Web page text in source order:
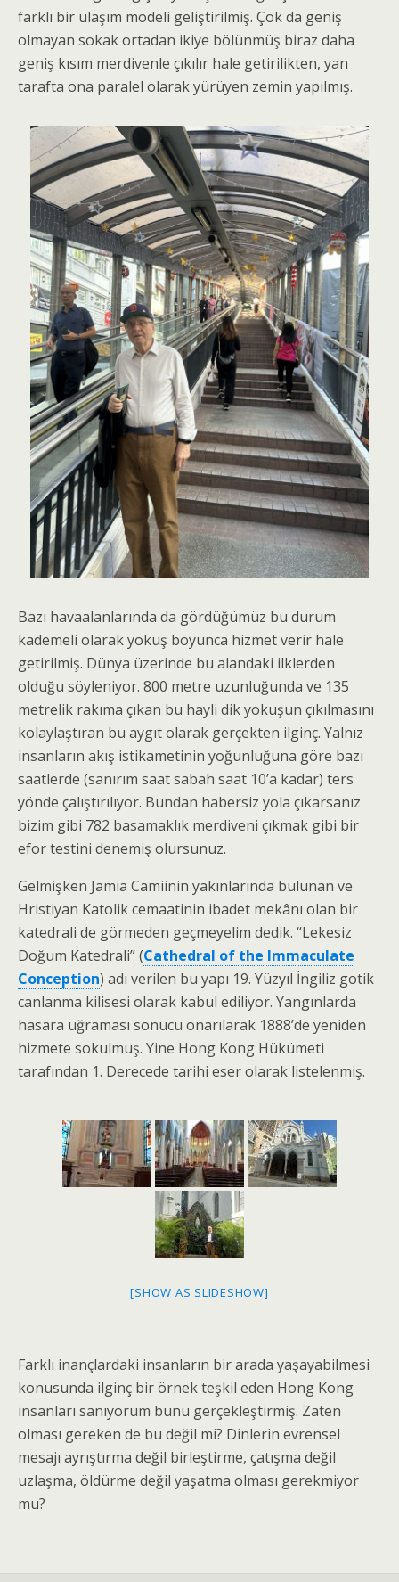
farklı bir ulaşım modeli geliştirilmiş. Çok da geniş
olmayan sokak ortadan ikiye bölünmüş biraz daha
geniş kısım merdivenle çıkılır hale getirilikten, yan
tarafta ona paralel olarak yürüyen zemin yapılmış.
Bazı havaalanlarında da gördüğümüz bu durum
kademeli olarak yokuş boyunca hizmet verir hale
getirilmiş. Dünya üzerinde bu alandaki ilklerden
olduğu söyleniyor. 800 metre uzunluğunda ve 135
metrelik rakıma çıkan bu hayli dik yokuşun çıkılmasını
kolaylaştıran bu aygıt olarak gerçekten ilginç. Yalnız
insanların akış istikametinin yoğunluğuna göre bazı
saatlerde (sanırım saat sabah saat 10’a kadar) ters
yönde çalıştırılıyor. Bundan habersiz yola çıkarsanız
bizim gibi 782 basamaklık merdiveni çıkmak gibi bir
efor testini denemiş olursunuz.
Gelmişken Jamia Camiinin yakınlarında bulunan ve
Hristiyan Katolik cemaatinin ibadet mekânı olan bir
katedrali de görmeden geçmeyelim dedik. “Lekesiz
Doğum Katedrali” (Cathedral of the Immaculate
Conception) adı verilen bu yapı 19. Yüzyıl İngiliz gotik
canlanma kilisesi olarak kabul ediliyor. Yangınlarda
hasara uğraması sonucu onarılarak 1888’de yeniden
hizmete sokulmuş. Yine Hong Kong Hükümeti
tarafından 1. Derecede tarihi eser olarak listelenmiş.
[SHOW AS SLIDESHOW]
Farklı inançlardaki insanların bir arada yaşayabilmesi
konusunda ilginç bir örnek teşkil eden Hong Kong
insanları sanıyorum bunu gerçekleştirmiş. Zaten
olması gereken de bu değil mi? Dinlerin evrensel
mesajı ayrıştırma değil birleştirme, çatışma değil
uzlaşma, öldürme değil yaşatma olması gerekmiyor
mu?